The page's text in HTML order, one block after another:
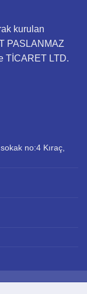
kurulan
PASLANMAZ
TİCARET LTD.
no:4 Kıraç,